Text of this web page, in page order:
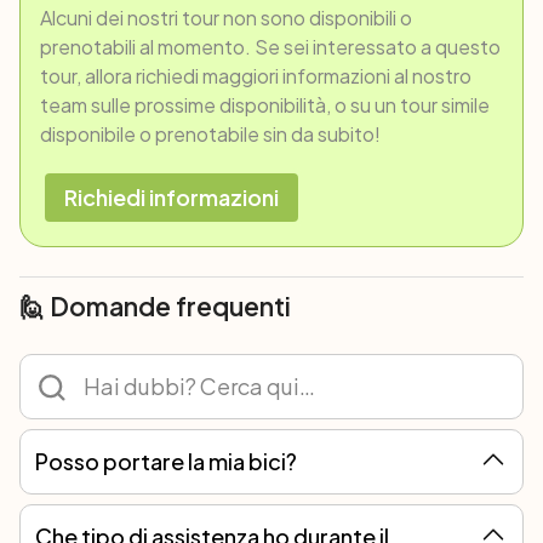
Alcuni dei nostri tour non sono disponibili o
prenotabili al momento. Se sei interessato a questo
tour, allora richiedi maggiori informazioni al nostro
team sulle prossime disponibilità, o su un tour simile
disponibile o prenotabile sin da subito!
Richiedi informazioni
🙋 Domande frequenti
Posso portare la mia bici?
Che tipo di assistenza ho durante il